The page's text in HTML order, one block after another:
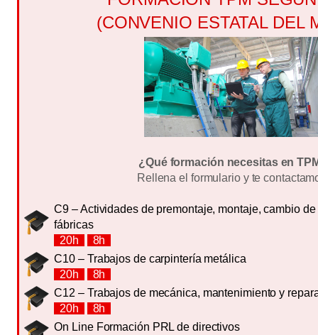
(CONVENIO ESTATAL DEL
¿Qué formación necesitas en
Rellena el formulario y te
C9 – Actividades de premontaje, montaje, cambio
fábricas
20h
8h
C10 – Trabajos de carpintería metálica
20h
8h
C12 – Trabajos de mecánica, mantenimiento y
20h
8h
On Line Formación PRL de directivos